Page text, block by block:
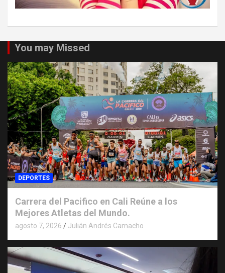
You may Missed
DEPORTES
Carrera del Pacifico en Cali Reúne a los
Mejores Atletas del Mundo.
agosto 7, 2026 Julián Andrés Camacho